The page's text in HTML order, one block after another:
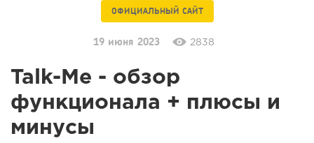
ОФИЦИАЛЬНЫЙ САЙТ
19 июня 2023 2838
Talk-Me - обзор
функционала + плюсы и
минусы